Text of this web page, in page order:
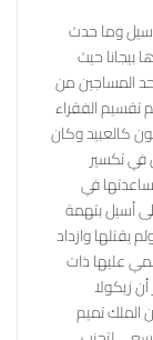
أسيل وما حدث
بيجانا حيث
المساجين من
تقسيم الفقراء
كالعبيد وكان
في تكسير
في
أسيل بتهمة
يقتلها وازداد
عليها ذات
زيكولا
الملك تميم